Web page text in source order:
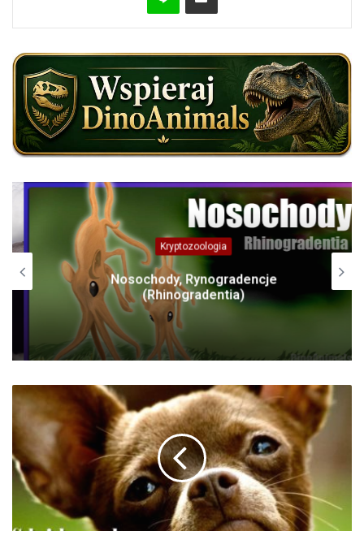
Kryptozoologia
Nosochody, Rynogradencje
(Rhinogradentia)